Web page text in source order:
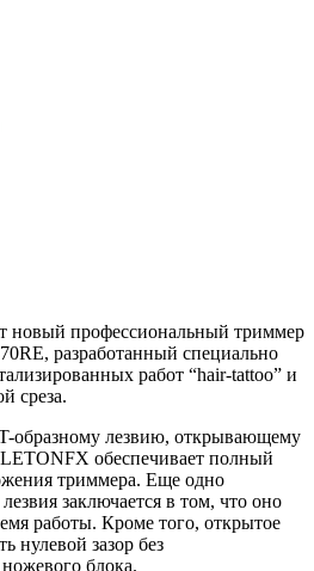
новый профессиональный триммер
разработанный специально
работ “hair-tattoo” и
среза.
образному лезвию, открывающему
обеспечивает полный
триммера. Еще одно
заключается в том, что оно
работы. Кроме того, открытое
нулевой зазор без
блока.